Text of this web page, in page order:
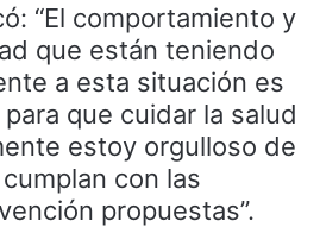
“El comportamiento y
que están teniendo
a esta situación es
que cuidar la salud
estoy orgulloso de
con las
propuestas”.